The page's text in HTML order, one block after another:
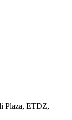
Plaza, ETDZ,